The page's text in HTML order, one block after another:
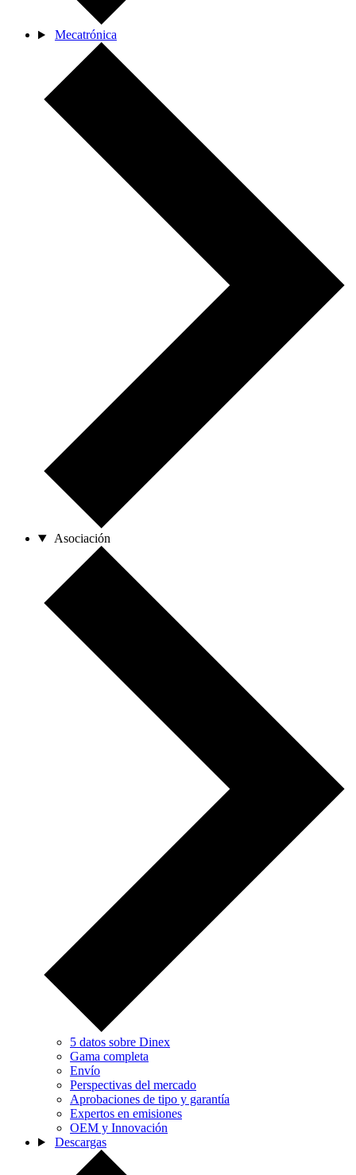
Mecatrónica
Asociación
5 datos sobre Dinex
Gama completa
Envío
Perspectivas del mercado
Aprobaciones de tipo y garantía
Expertos en emisiones
OEM y Innovación
Descargas